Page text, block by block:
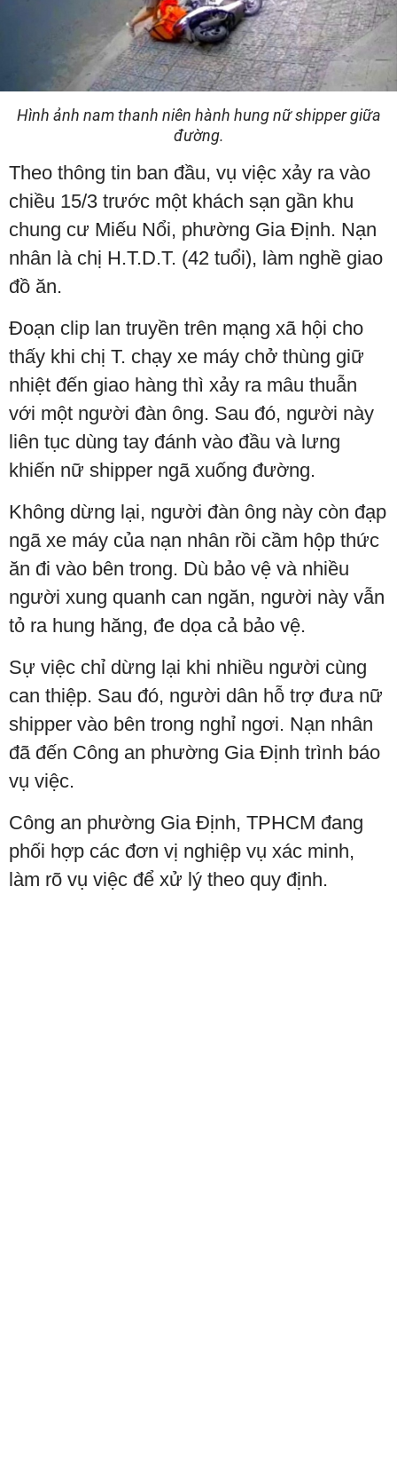
Hình ảnh nam thanh niên hành hung nữ shipper giữa
đường.
Theo thông tin ban đầu, vụ việc xảy ra vào
chiều 15/3 trước một khách sạn gần khu
chung cư Miếu Nổi, phường Gia Định. Nạn
nhân là chị H.T.D.T. (42 tuổi), làm nghề giao
đồ ăn.
Đoạn clip lan truyền trên mạng xã hội cho
thấy khi chị T. chạy xe máy chở thùng giữ
nhiệt đến giao hàng thì xảy ra mâu thuẫn
với một người đàn ông. Sau đó, người này
liên tục dùng tay đánh vào đầu và lưng
khiến nữ shipper ngã xuống đường.
Không dừng lại, người đàn ông này còn đạp
ngã xe máy của nạn nhân rồi cầm hộp thức
ăn đi vào bên trong. Dù bảo vệ và nhiều
người xung quanh can ngăn, người này vẫn
tỏ ra hung hăng, đe dọa cả bảo vệ.
Sự việc chỉ dừng lại khi nhiều người cùng
can thiệp. Sau đó, người dân hỗ trợ đưa nữ
shipper vào bên trong nghỉ ngơi. Nạn nhân
đã đến Công an phường Gia Định trình báo
vụ việc.
Công an phường Gia Định, TPHCM đang
phối hợp các đơn vị nghiệp vụ xác minh,
làm rõ vụ việc để xử lý theo quy định.